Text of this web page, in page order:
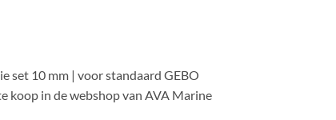
set 10 mm | voor standaard GEBO
koop in de webshop van AVA Marine